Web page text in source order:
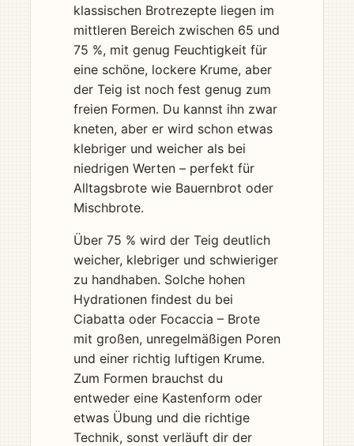
klassischen Brotrezepte liegen im
mittleren Bereich zwischen 65 und
75 %, mit genug Feuchtigkeit für
eine schöne, lockere Krume, aber
der Teig ist noch fest genug zum
freien Formen. Du kannst ihn zwar
kneten, aber er wird schon etwas
klebriger und weicher als bei
niedrigen Werten – perfekt für
Alltagsbrote wie Bauernbrot oder
Mischbrote.
Über 75 % wird der Teig deutlich
weicher, klebriger und schwieriger
zu handhaben. Solche hohen
Hydrationen findest du bei
Ciabatta oder Focaccia – Brote
mit großen, unregelmäßigen Poren
und einer richtig luftigen Krume.
Zum Formen brauchst du
entweder eine Kastenform oder
etwas Übung und die richtige
Technik, sonst verläuft dir der